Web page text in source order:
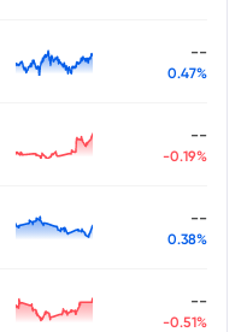
--
0.47%
--
-0.19%
--
0.38%
--
-0.51%